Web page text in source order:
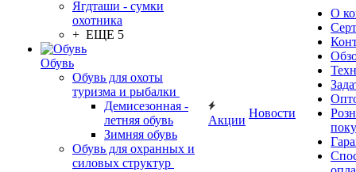
Ягдташи - сумки
охотника
+ ЕЩЕ 5
Обувь
Обувь для охоты
туризма и рыбалки
Демисезонная -
летняя обувь
Зимняя обувь
Обувь для охранных и
силовых структур
Акции
Новости
О